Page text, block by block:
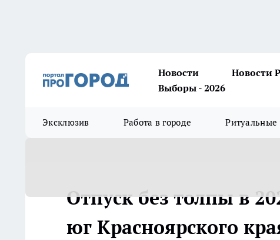
Новости Новости
Выборы - 2026
Эксклюзив Работа в городе Ритуальные
Отпуск без толпы в
юг Красноярского